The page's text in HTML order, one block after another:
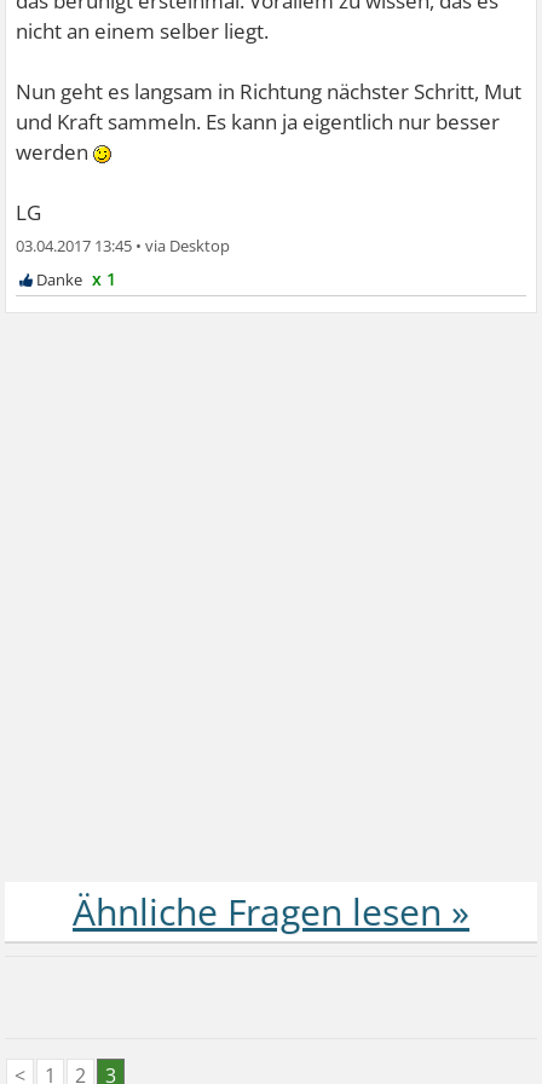
nicht an einem selber liegt.
Nun geht es langsam in Richtung nächster Schritt, Mut
und Kraft sammeln. Es kann ja eigentlich nur besser
werden
LG
03.04.2017 13:45 •
x 1
< 1 2 3